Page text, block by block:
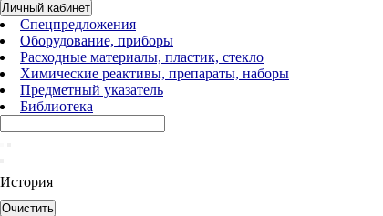
Личный кабинет
Спецпредложения
Оборудование, приборы
Расходные материалы, пластик, стекло
Химические реактивы, препараты, наборы
Предметный указатель
Библиотека
История
Очистить